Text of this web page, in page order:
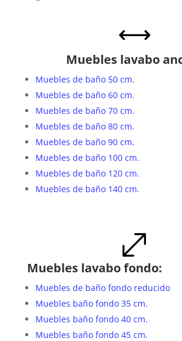
,
Muebles lavabo
Muebles de baño 50 cm.
Muebles de baño 60 cm.
Muebles de baño 70 cm.
Muebles de baño 80 cm.
Muebles de baño 90 cm.
Muebles de baño 100 cm.
Muebles de baño 120 cm.
Muebles de baño 140 cm.
.
Muebles lavabo fondo:
Muebles de baño fondo reducido
Muebles baño fondo 35 cm.
Muebles baño fondo 40 cm.
Muebles baño fondo 45 cm.